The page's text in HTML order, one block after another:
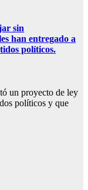
sin
han entregado a
políticos.
un proyecto de ley
políticos y que